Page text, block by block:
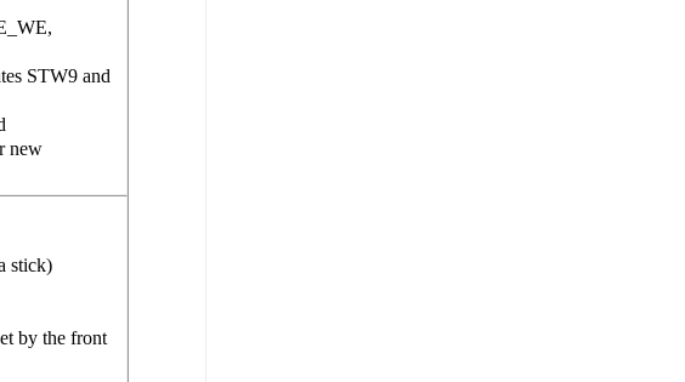
STW9 and
new
stick)
by the front